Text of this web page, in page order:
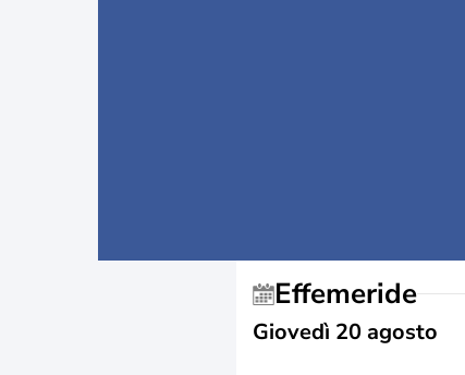
Effemeride
Giovedì 20 agosto